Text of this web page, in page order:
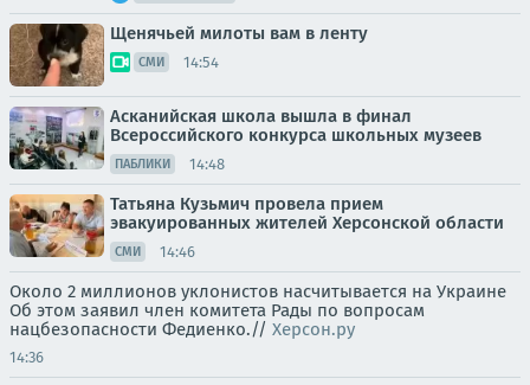
Щенячьей милоты вам в ленту
СМИ 14:54
Асканийская школа вышла в финал
Всероссийского конкурса школьных музеев
ПАБЛИКИ 14:48
Татьяна Кузьмич провела прием
эвакуированных жителей Херсонской области
СМИ 14:46
Около 2 миллионов уклонистов насчитывается на Украине
Об этом заявил член комитета Рады по вопросам
нацбезопасности Федиенко.// Херсон.ру
14:36